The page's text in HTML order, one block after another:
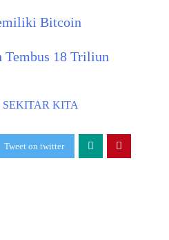
Bitcoin
18 Triliun
SEKITAR KITA
Tweet on twitter